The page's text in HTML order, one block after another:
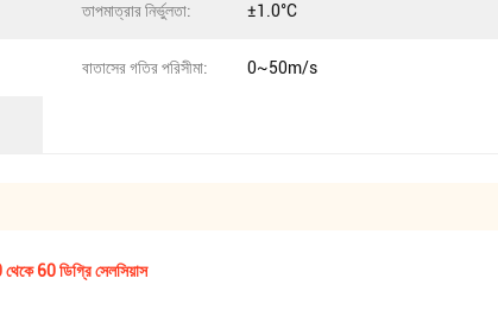
তাপমাত্রার নির্ভুলতা: ±1.0°C
বাতাসের গতির পরিসীমা: 0~50m/s
60 ডিগ্রি সেলসিয়াস